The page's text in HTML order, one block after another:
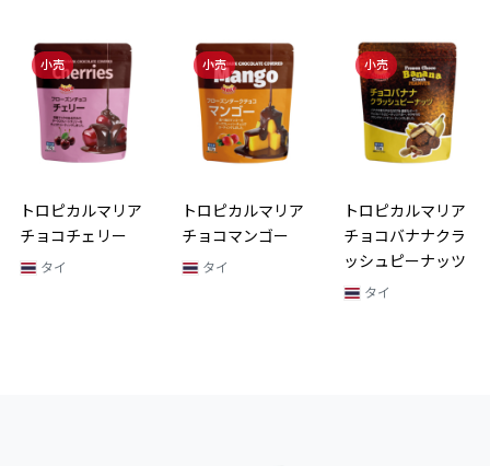
小売
トロピカルマリア
チョコチェリー
タイ
小売
トロピカルマリア
チョコマンゴー
タイ
小売
トロピカルマリア
チョコバナナクラ
ッシュピーナッツ
タイ